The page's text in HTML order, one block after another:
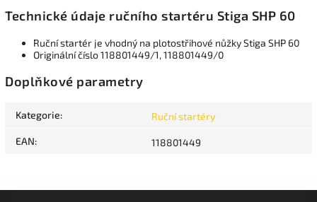
Technické údaje ručního startéru Stiga SHP 60
Ruční startér je vhodný na plotostřihové nůžky Stiga SHP 60
Originální číslo118801449/1, 118801449/0
Doplňkové parametry
Kategorie: Ruční startéry
EAN: 118801449